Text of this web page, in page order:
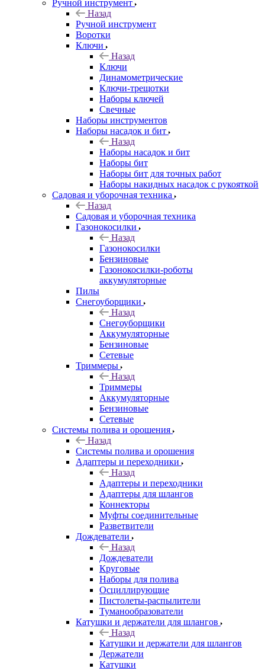
Ручной инструмент
Назад
Ручной инструмент
Воротки
Ключи
Назад
Ключи
Динамометрические
Ключи-трещотки
Наборы ключей
Свечные
Наборы инструментов
Наборы насадок и бит
Назад
Наборы насадок и бит
Наборы бит
Наборы бит для точных работ
Наборы накидных насадок с рукояткой
Садовая и уборочная техника
Назад
Садовая и уборочная техника
Газонокосилки
Назад
Газонокосилки
Бензиновые
Газонокосилки-роботы
аккумуляторные
Пилы
Снегоуборщики
Назад
Снегоуборщики
Аккумуляторные
Бензиновые
Сетевые
Триммеры
Назад
Триммеры
Аккумуляторные
Бензиновые
Сетевые
Системы полива и орошения
Назад
Системы полива и орошения
Адаптеры и переходники
Назад
Адаптеры и переходники
Адаптеры для шлангов
Коннекторы
Муфты соединительные
Разветвители
Дождеватели
Назад
Дождеватели
Круговые
Наборы для полива
Осциллирующие
Пистолеты-распылители
Туманообразователи
Катушки и держатели для шлангов
Назад
Катушки и держатели для шлангов
Держатели
Катушки